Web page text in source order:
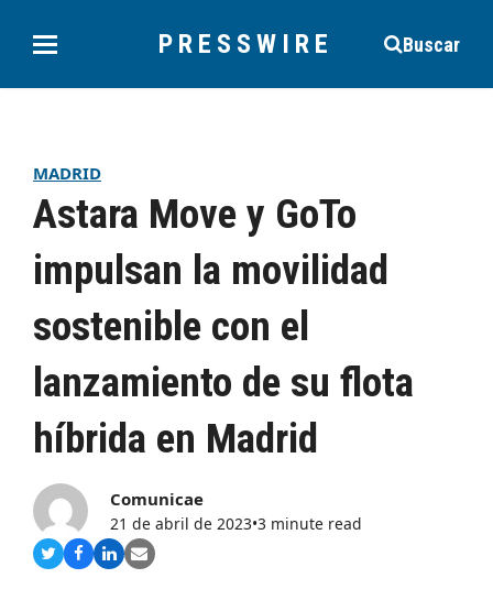
PRESSWIRE Buscar
MADRID
Astara Move y GoTo
impulsan la movilidad
sostenible con el
lanzamiento de su flota
híbrida en Madrid
Comunicae
21 de abril de 2023•3 minute read
Compartir
Compartir
Compartir
Share